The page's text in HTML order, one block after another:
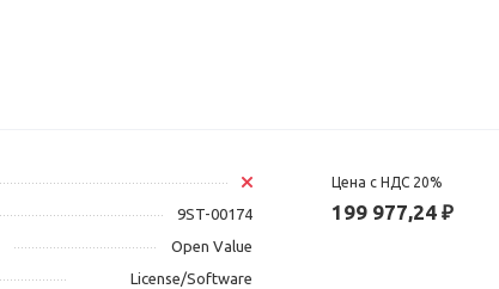
9ST-00174
Open Value
License/Software
Цена с НДС 20%
199 977,24 ₽